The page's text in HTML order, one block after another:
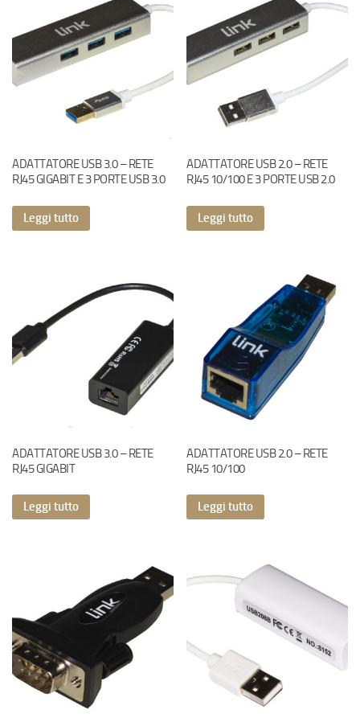
ADATTATORE USB 3.0 – RETE
RJ45 GIGABIT E 3 PORTE USB 3.0
Leggi tutto
ADATTATORE USB 2.0 – RETE
RJ45 10/100 E 3 PORTE USB 2.0
Leggi tutto
ADATTATORE USB 3.0 – RETE
RJ45 GIGABIT
Leggi tutto
ADATTATORE USB 2.0 – RETE
RJ45 10/100
Leggi tutto